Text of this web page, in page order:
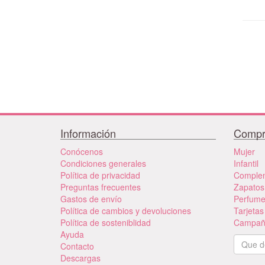
Información
Conócenos
Condiciones generales
Política de privacidad
Preguntas frecuentes
Gastos de envío
Política de cambios y devoluciones
Política de sosteniblidad
Ayuda
Contacto
Descargas
Mujer
Infantil
Perfume